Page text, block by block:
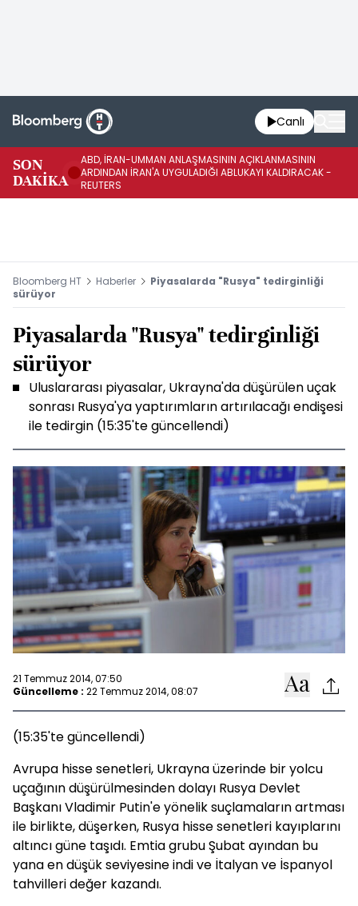
Canlı
SON
DAKİKA
ABD, İRAN-UMMAN ANLAŞMASININ AÇIKLANMASININ
ARDINDAN İRAN'A UYGULADIĞI ABLUKAYI KALDIRACAK -
REUTERS
Bloomberg HT Haberler
Piyasalarda "Rusya" tedirginliği
sürüyor
Piyasalarda "Rusya" tedirginliği
sürüyor
Uluslararası piyasalar, Ukrayna'da düşürülen uçak
sonrası Rusya'ya yaptırımların artırılacağı endişesi
ile tedirgin (15:35'te güncellendi)
21 Temmuz 2014, 07:50
Güncelleme : 22 Temmuz 2014, 08:07
(15:35'te güncellendi)
Avrupa hisse senetleri, Ukrayna üzerinde bir yolcu
uçağının düşürülmesinden dolayı Rusya Devlet
Başkanı Vladimir Putin'e yönelik suçlamaların artması
ile birlikte, düşerken, Rusya hisse senetleri kayıplarını
altıncı güne taşıdı. Emtia grubu Şubat ayından bu
yana en düşük seviyesine indi ve İtalyan ve İspanyol
tahvilleri değer kazandı.